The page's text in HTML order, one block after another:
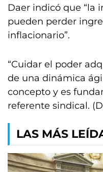
Daer indicó que “la
pueden perder
inflacionario”.
“Cuidar el poder
de una dinámica
concepto y es
referente sindical.
LAS MÁS